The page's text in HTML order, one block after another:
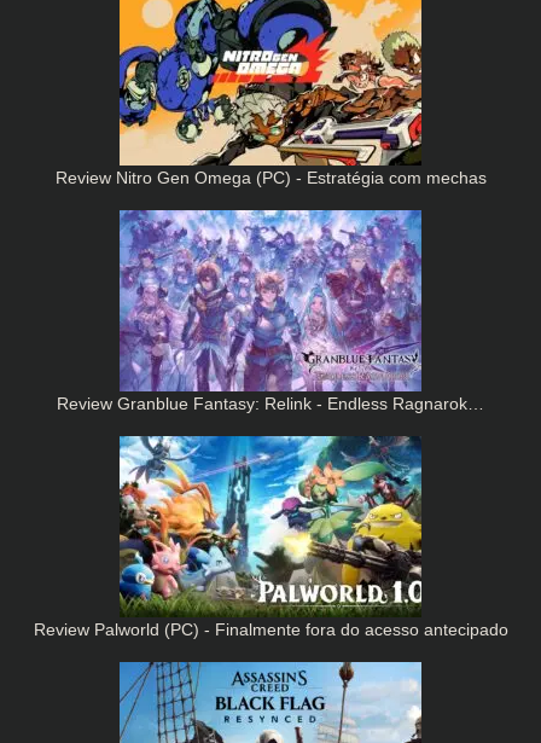
Review Nitro Gen Omega (PC) - Estratégia com mechas
Review Granblue Fantasy: Relink - Endless Ragnarok…
Review Palworld (PC) - Finalmente fora do acesso antecipado